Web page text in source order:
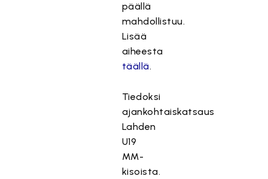
päällä
mahdollistuu.
Lisää
aiheesta
täällä.
Tiedoksi
ajankohtaiskatsaus
Lahden
U19
MM-
kisoista.